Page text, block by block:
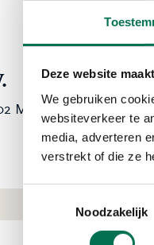
Deze website
We gebruiken
websiteverkeer te
media, adverteren
verstrekt of die ze
Noodzakelijk
MA Gorinchem